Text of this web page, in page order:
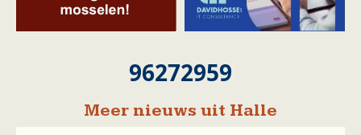
96272959
Meer nieuws uit Halle